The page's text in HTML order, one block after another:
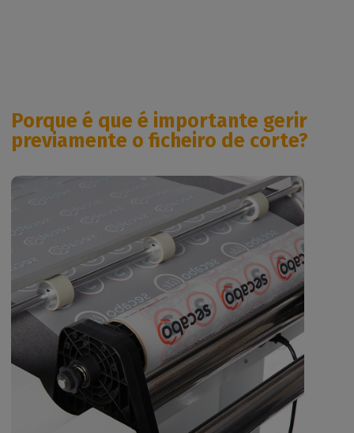
Porque é que é importante gerir
previamente o ficheiro de corte?